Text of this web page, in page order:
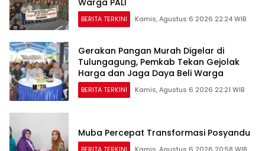
BERITA TERKINI Kamis, Agustus 6 2026 22:24 WIB
Gerakan Pangan Murah Digelar di
Tulungagung, Pemkab Tekan Gejolak
Harga dan Jaga Daya Beli Warga
BERITA TERKINI Kamis, Agustus 6 2026 22:21 WIB
Muba Percepat Transformasi Posyandu